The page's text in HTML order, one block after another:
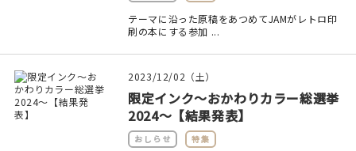
お問い合わせ
テーマに沿った原稿をあつめてJAMがレトロ印
刷の本にする参加 ...
2023/12/02（土）
限定インク～おかわりカラー総選挙
2024～【結果発表】
おしらせ 特集